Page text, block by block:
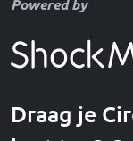
Powered by
Draag je